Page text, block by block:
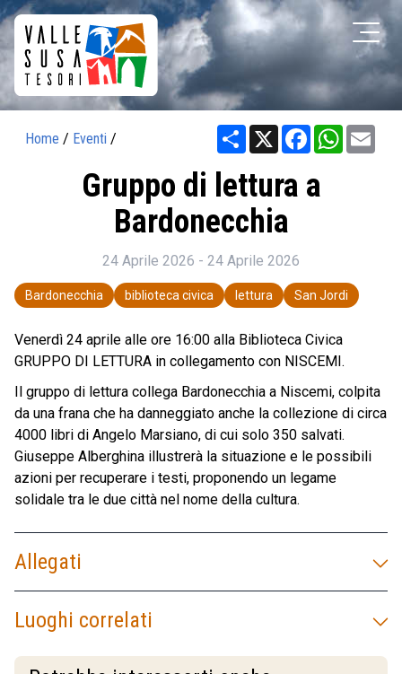
Home / Eventi / Share X Facebook
Gruppo di lettura a
Bardonecchia
24 Aprile 2026 - 24 Aprile 2026
Bardonecchia biblioteca civica lettura San Jordi
Venerdì 24 aprile alle ore 16:00 alla Biblioteca Civica
GRUPPO DI LETTURA in collegamento con NISCEMI.
Il gruppo di lettura collega Bardonecchia a Niscemi, colpita
da una frana che ha danneggiato anche la collezione di circa
4000 libri di Angelo Marsiano, di cui solo 350 salvati.
Giuseppe Alberghina illustrerà la situazione e le possibili
azioni per recuperare i testi, proponendo un legame
solidale tra le due città nel nome della cultura.
Allegati
Luoghi correlati